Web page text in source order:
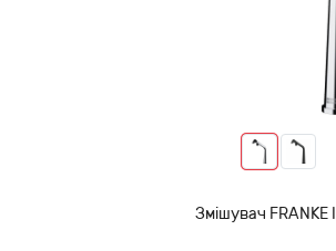
Змішувач FRANKE